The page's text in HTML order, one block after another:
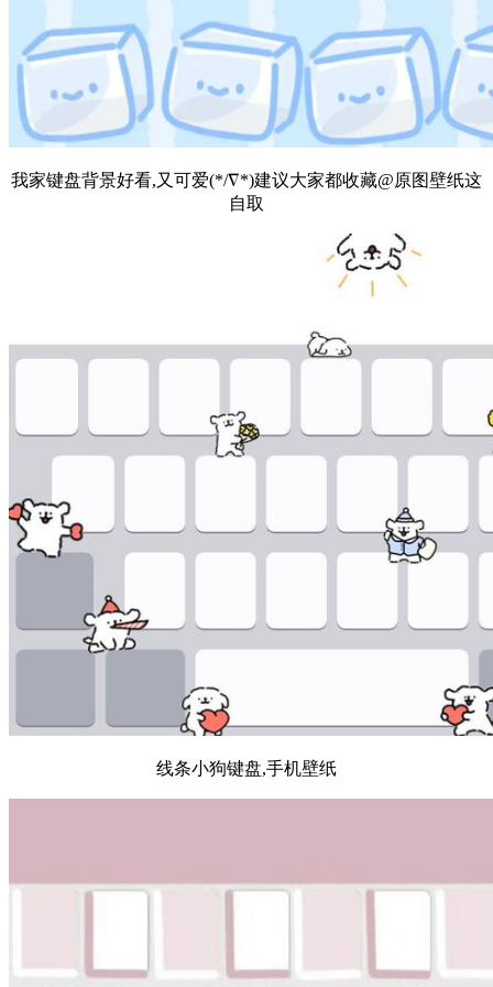
我家键盘背景好看,又可爱(*/∇*)建议大家都收藏@原图壁纸这
自取
线条小狗键盘,手机壁纸